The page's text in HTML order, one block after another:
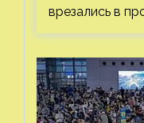
врезались в